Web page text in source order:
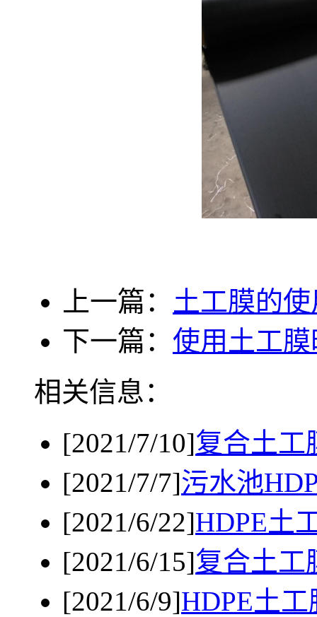
上一篇： 土工膜的
下一篇： 使用土工
相关信息：
[2021/7/10]复合土工
[2021/7/7]污水池
[2021/6/22]HDPE土
[2021/6/15]复合土工
[2021/6/9]HDPE土